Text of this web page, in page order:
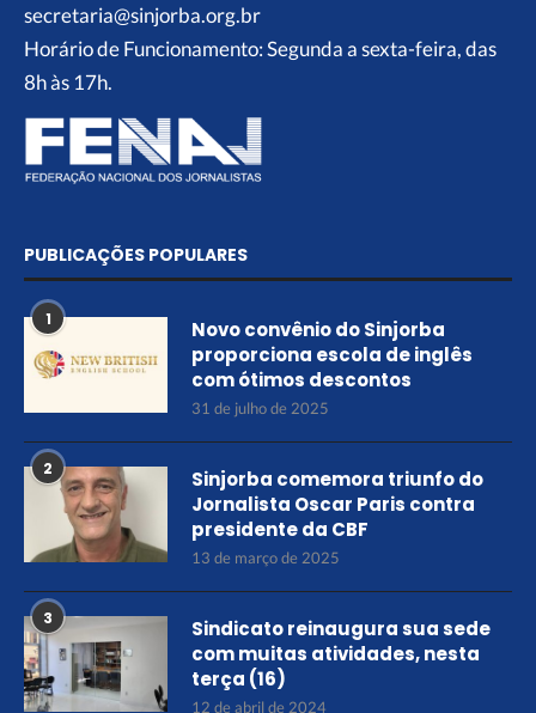
secretaria@sinjorba.org.br
Horário de Funcionamento: Segunda a sexta-feira, das
8h às 17h.
PUBLICAÇÕES POPULARES
1
Novo convênio do Sinjorba
proporciona escola de inglês
com ótimos descontos
31 de julho de 2025
2
Sinjorba comemora triunfo do
Jornalista Oscar Paris contra
presidente da CBF
13 de março de 2025
3
Sindicato reinaugura sua sede
com muitas atividades, nesta
terça (16)
12 de abril de 2024